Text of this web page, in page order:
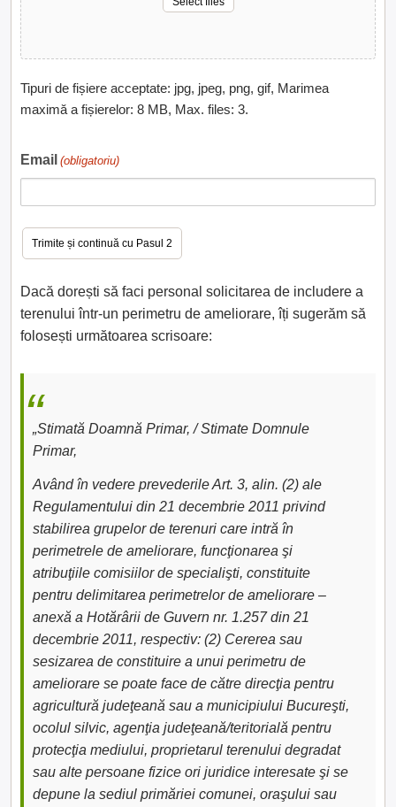
Tipuri de fișiere acceptate: jpg, jpeg, png, gif, Marimea
maximă a fișierelor: 8 MB, Max. files: 3.
Email (obligatoriu)
Dacă dorești să faci personal solicitarea de includere a
terenului într-un perimetru de ameliorare, îți sugerăm să
folosești următoarea scrisoare:
„Stimată Doamnă Primar, / Stimate Domnule
Primar,
Având în vedere prevederile Art. 3, alin. (2) ale
Regulamentului din 21 decembrie 2011 privind
stabilirea grupelor de terenuri care intră în
perimetrele de ameliorare, funcţionarea şi
atribuţiile comisiilor de specialişti, constituite
pentru delimitarea perimetrelor de ameliorare –
anexă a Hotărârii de Guvern nr. 1.257 din 21
decembrie 2011, respectiv: (2) Cererea sau
sesizarea de constituire a unui perimetru de
ameliorare se poate face de către direcţia pentru
agricultură judeţeană sau a municipiului Bucureşti,
ocolul silvic, agenţia judeţeană/teritorială pentru
protecţia mediului, proprietarul terenului degradat
sau alte persoane fizice ori juridice interesate şi se
depune la sediul primăriei comunei, oraşului sau